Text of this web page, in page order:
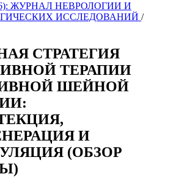
ЖУРНАЛ НЕВРОЛОГИИ И
ИССЛЕДОВАНИЙ /
СТРАТЕГИЯ
ТЕРАПИИ
ШЕЙНОЙ
И
(ОБЗОР